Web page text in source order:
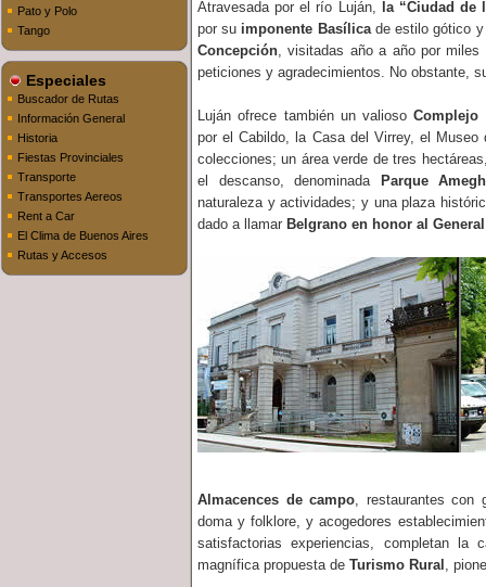
Pato y Polo
Tango
Especiales
Buscador de Rutas
Información General
Historia
Fiestas Provinciales
Transporte
Transportes Aereos
Rent a Car
El Clima de Buenos Aires
Rutas y Accesos
Atravesada por el río Luján, la “Ciudad de
por su imponente Basílicade estilo gótico
Concepción, visitadas año a año por
peticiones y agradecimientos. No obstante,
Luján ofrece también un valiosoComplejo
por el Cabildo, la Casa del Virrey, el
colecciones; un área verde de tres
el descanso, denominada
Parque
naturaleza y actividades; y una plaza
dado a llamar Belgrano en honor al General
Almacences de campo, restaurantes con
doma y folklore, y acogedores
satisfactorias experiencias, completan la
magnífica propuesta de Turismo Rural ,